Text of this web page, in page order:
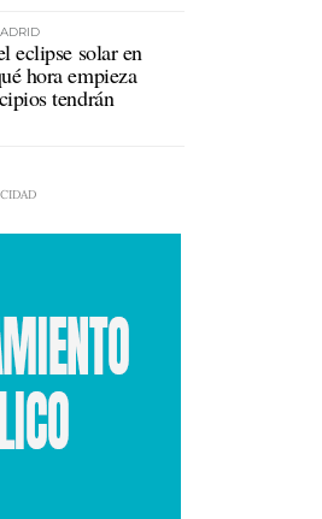
eclipse solar en
hora empieza
tendrán